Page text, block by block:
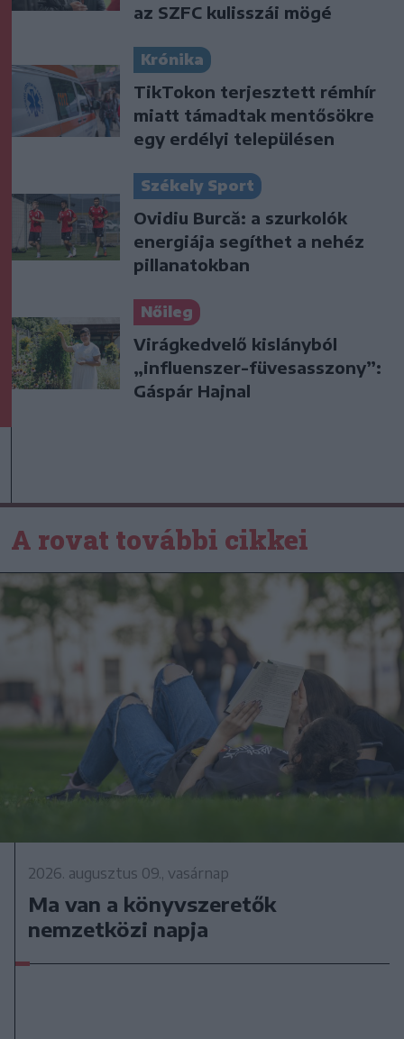
az SZFC kulisszái mögé
Krónika
TikTokon terjesztett rémhír
miatt támadtak mentősökre
egy erdélyi településen
Székely Sport
Ovidiu Burcă: a szurkolók
energiája segíthet a nehéz
pillanatokban
Nőileg
Virágkedvelő kislányból
„influenszer-füvesasszony”:
Gáspár Hajnal
A rovat további cikkei
2026. augusztus 09., vasárnap
Ma van a könyvszeretők
nemzetközi napja